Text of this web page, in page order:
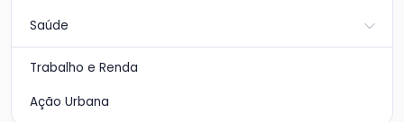
Saúde
Trabalho e Renda
Ação Urbana